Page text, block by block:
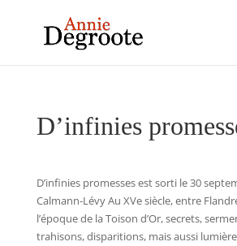
D’infinies
D’infinies promesses est sorti le 30
Calmann-Lévy Au XVe siècle, entre
l’époque de la Toison d’Or, secrets,
trahisons, disparitions, mais aussi